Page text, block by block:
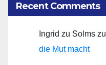
Recent Comments
Ingrid zu Solms zu
die Mut macht